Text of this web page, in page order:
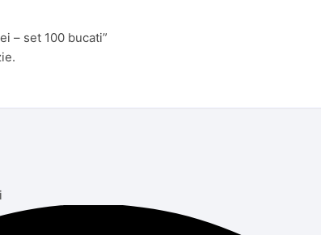
– set 100 bucati”